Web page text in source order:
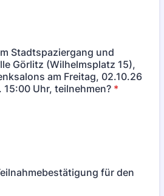
Stadtspaziergang und
Görlitz (Wilhelmsplatz 15),
am Freitag, 02.10.26
15:00 Uhr, teilnehmen? *
für den